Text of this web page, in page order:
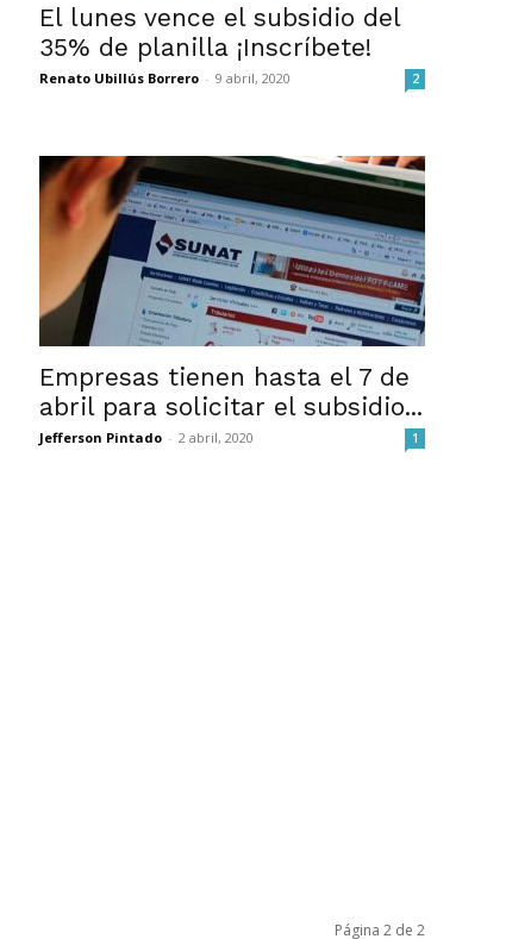
El lunes vence el subsidio del
35% de planilla ¡Inscríbete!
Renato Ubillús Borrero - 9 abril, 2020 2
Empresas tienen hasta el 7 de
abril para solicitar el subsidio...
Jefferson Pintado - 2 abril, 2020 1
Página 2 de 2